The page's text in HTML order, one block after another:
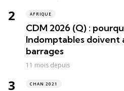
AFRIQUE
CDM 2026 (Q) :
Indomptables doivent
barrages
11 mois depuis
CHAN 2021